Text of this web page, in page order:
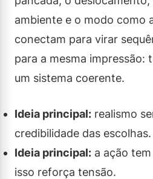
ambiente e o modo como
conectam para virar
para a mesma impressão:
um sistema coerente.
Ideia principal: realismo
credibilidade das escolhas.
Ideia principal: a ação
isso reforça tensão.